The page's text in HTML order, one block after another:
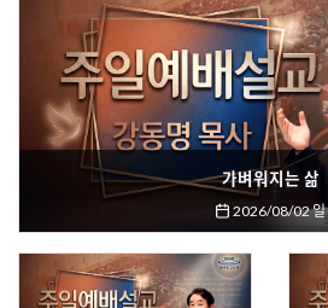
가벼워지는 삶
2026/08/02 일